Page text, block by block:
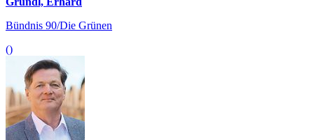
Bündnis 90/Die Grünen
()